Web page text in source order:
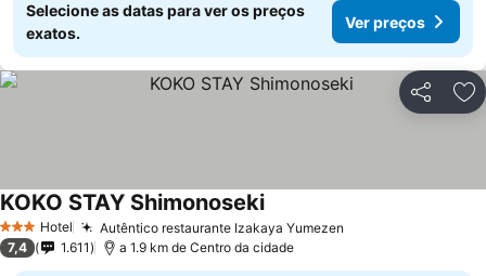
Selecione as datas para ver os preços
exatos.
Ver preços
Partilhar
3 EstrelasHotel Autêntico restaurante Izakaya Yumezen
KOKO STAY Shimonoseki
7,4 1.611 a 1.9 km de Centro da cidade